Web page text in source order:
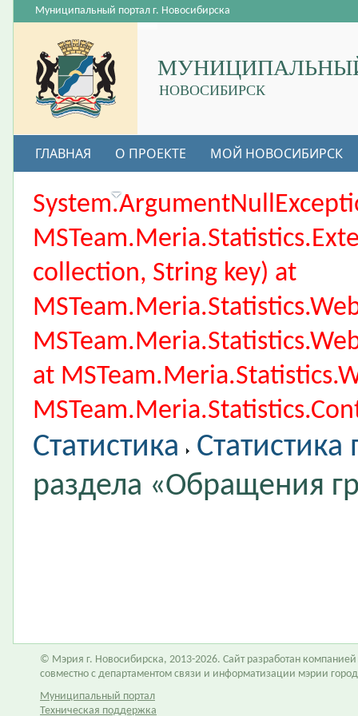
НОВОСИБИРСК
Муниципальный портал г. Новосибирска
ГЛАВНАЯ О ПРОЕКТЕ МОЙ НОВОСИБИРСК
ВАКАНСИИ
collection, String key) at
at
Статистика
раздела «Обращения
© Мэрия г. Новосибирска, 2013-2026. Сайт разработан компанией
совместно с департаментом связи и информатизации мэрии
Муниципальный портал
Техническая поддержка